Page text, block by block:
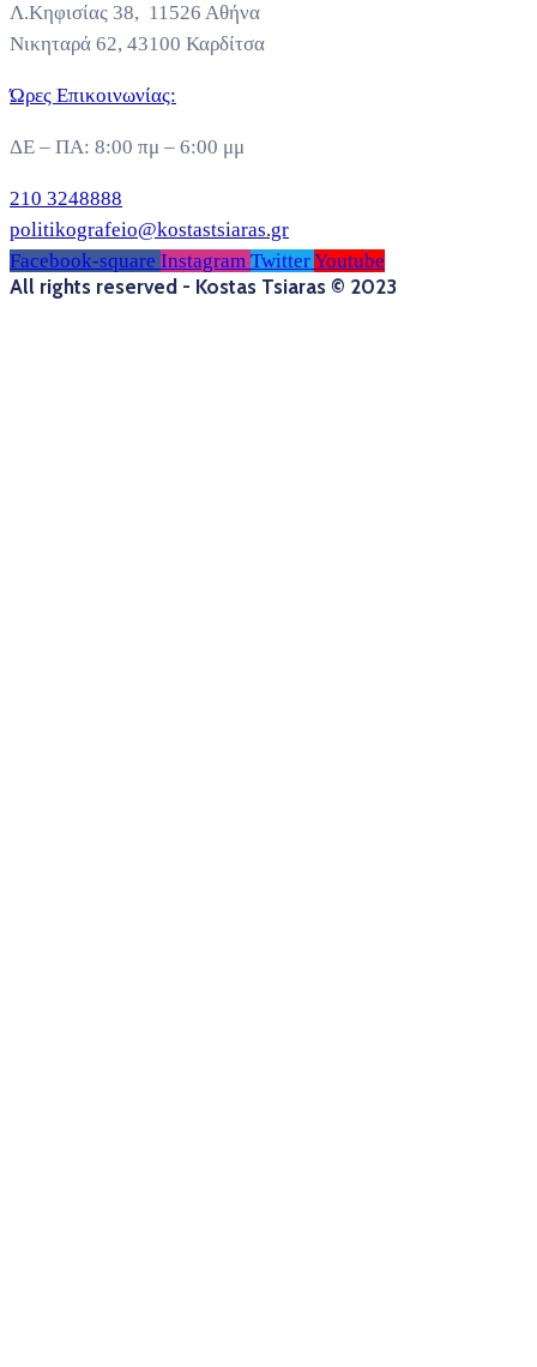
Λ.Κηφισίας 38, 11526 Αθήνα
Νικηταρά 62, 43100 Καρδίτσα
Ώρες Επικοινωνίας:
ΔΕ – ΠΑ: 8:00 πμ – 6:00 μμ
210 3248888
politikografeio@kostastsiaras.gr
Facebook-square Instagram TwitterYoutube
All rights reserved - Kostas Tsiaras © 2023